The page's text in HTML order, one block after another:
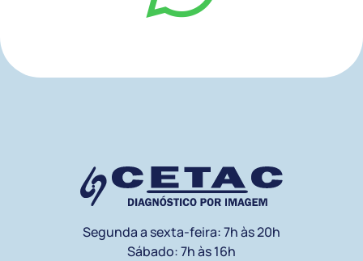
Segunda a sexta-feira: 7h às 20h
Sábado: 7h às 16h